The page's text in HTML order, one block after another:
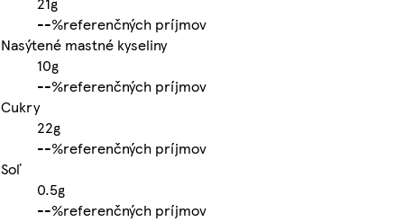
--%referenčných príjmov
Nasýtené mastné kyseliny
10g
--%referenčných príjmov
Cukry
22g
--%referenčných príjmov
Soľ
0.5g
--%referenčných príjmov